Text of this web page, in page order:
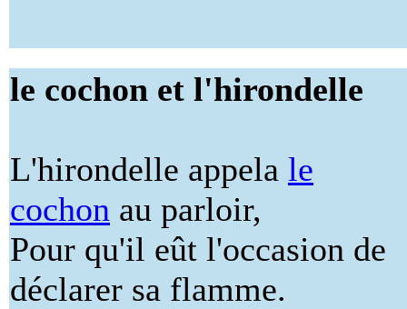
le cochon et l'hirondelle
L'hirondelle appela le
cochon au parloir,
Pour qu'il eût l'occasion de
déclarer sa flamme.